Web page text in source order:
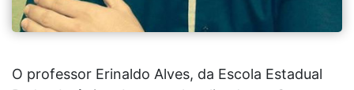
O professor Erinaldo Alves, da Escola Estadual